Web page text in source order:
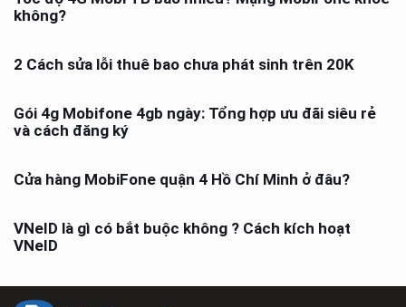
không?
2 Cách sửa lỗi thuê bao chưa phát sinh trên 20K
Gói 4g Mobifone 4gb ngày: Tổng hợp ưu đãi siêu rẻ
và cách đăng ký
Cửa hàng MobiFone quận 4 Hồ Chí Minh ở đâu?
VNeID là gì có bắt buộc không ? Cách kích hoạt
VNeID